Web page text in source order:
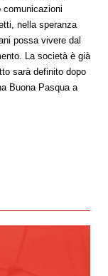
nella speranza
possa vivere dal
La società è già
sarà definito dopo
Buona Pasqua a